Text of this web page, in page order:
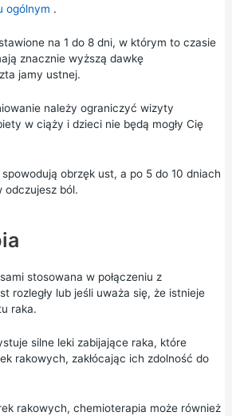
ogólnym .
na 1 do 8 dni, w którym to czasie
znacznie wyższą dawkę
jamy ustnej.
należy ograniczyć wizyty
w ciąży i dzieci nie będą mogły Cię
obrzęk ust, a po 5 do 10 dniach
odczujesz ból.
stosowana w połączeniu z
rozległy lub jeśli uważa się, że istnieje
raka.
silne leki zabijające raka, które
rakowych, zakłócając ich zdolność do
rakowych, chemioterapia może również